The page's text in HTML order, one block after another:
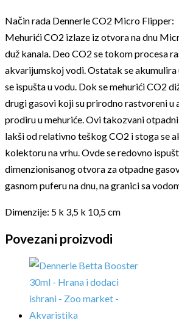
Način rada Dennerle CO2 Micro Flipper:
Mehurići CO2 izlaze iz otvora na dnu
duž kanala. Deo CO2 se tokom procesa
akvarijumskoj vodi. Ostatak se
se ispušta u vodu. Dok se mehurići CO2
drugi gasovi koji su prirodno rastvoreni u
prodiru u mehuriće. Ovi takozvani
lakši od relativno teškog CO2 i stoga se
kolektoru na vrhu. Ovde se redovno
dimenzionisanog otvora za otpadne
gasnom puferu na dnu, na granici sa
Dimenzije: 5 k 3,5 k 10,5 cm
Povezani proizvodi